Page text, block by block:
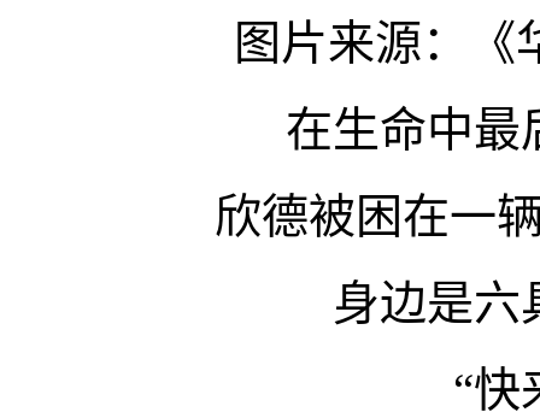
图片来源：《
在生命中最
欣德被困在一
身边是六
“快